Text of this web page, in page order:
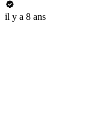
il y a 8 ans